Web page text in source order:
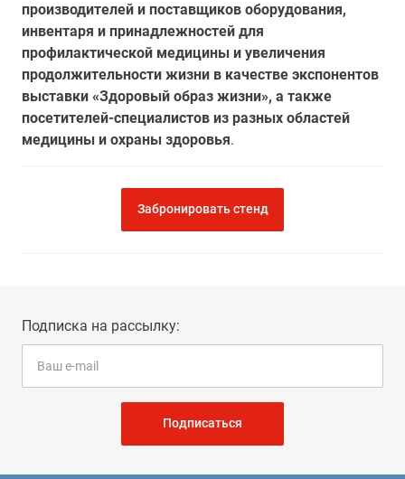
производителей и поставщиков оборудования,
инвентаря и принадлежностей для
профилактической медицины и увеличения
продолжительности жизни в качестве экспонентов
выставки «Здоровый образ жизни», а также
посетителей-специалистов из разных областей
медицины и охраны здоровья.
Забронировать стенд
Подписка на рассылку:
Подписаться